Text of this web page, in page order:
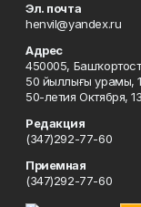
Эл. почта
henvil@yandex.ru
Адрес
450005,
50 йыллығы урамы,
50-летия Октября,
Редакция
(347)292-77-60
Приемная
(347)292-77-60